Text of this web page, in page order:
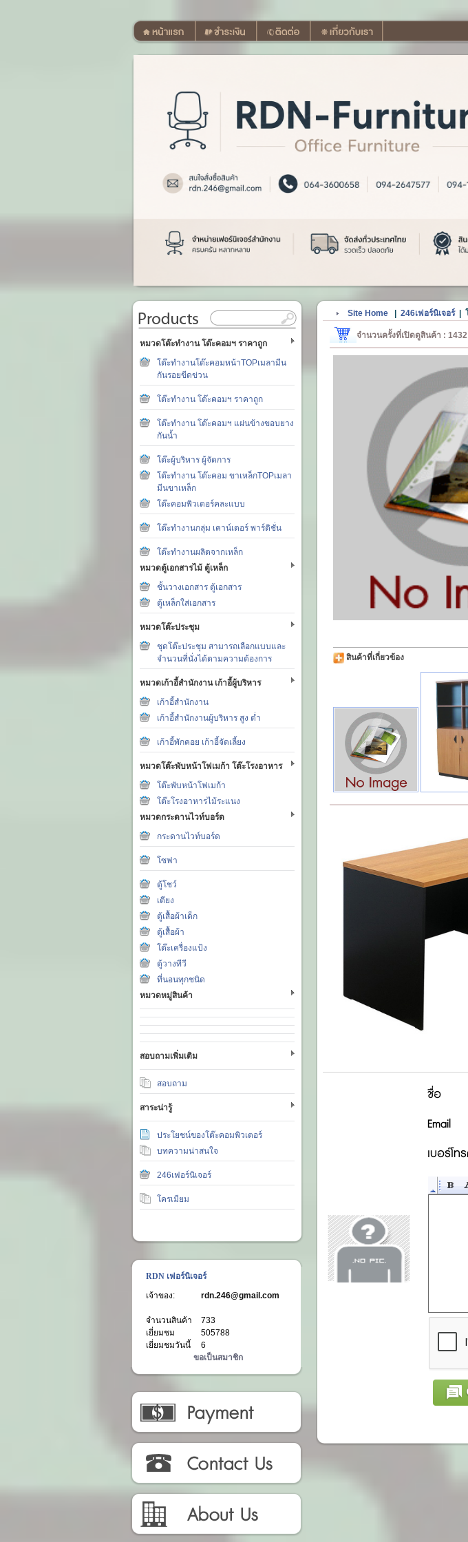
หมวดโต๊ะทำงาน โต๊ะคอมฯ ราคาถูก
โต๊ะทำงานโต๊ะคอมหน้าTOPเมลามีน
กันรอยขีดข่วน
โต๊ะทำงาน โต๊ะคอมฯ ราคาถูก
โต๊ะทำงาน โต๊ะคอมฯ แผ่นข้างขอบยาง
กันน้ำ
โต๊ะผู้บริหาร ผู้จัดการ
โต๊ะทำงาน โต๊ะคอม ขาเหล็กTOPเมลา
มีนขาเหล็ก
โต๊ะคอมพิวเตอร์คละแบบ
โต๊ะทำงานกลุ่ม เคาน์เตอร์ พาร์ติชั่น
โต๊ะทำงานผลิตจากเหล็ก
หมวดตู้เอกสารไม้ ตู้เหล็ก
ชั้นวางเอกสาร ตู้เอกสาร
ตู้เหล็กใส่เอกสาร
หมวดโต๊ะประชุม
ชุดโต๊ะประชุม สามารถเลือกแบบและ
จำนวนที่นั่งได้ตามความต้องการ
หมวดเก้าอี้สำนักงาน เก้าอี้ผู้บริหาร
เก้าอี้สำนักงาน
เก้าอี้สำนักงานผู้บริหาร สูง ต่ำ
เก้าอี้พักคอย เก้าอี้จัดเลี้ยง
หมวดโต๊ะพับหน้าโฟเมก้า โต๊ะโรงอาหาร
โต๊ะพับหน้าโฟเมก้า
โต๊ะโรงอาหารไม้ระแนง
หมวดกระดานไวท์บอร์ด
กระดานไวท์บอร์ด
โซฟา
ตู้โชว์
เตียง
ตู้เสื้อผ้าเด็ก
ตู้เสื้อผ้า
โต๊ะเครื่องแป้ง
ตู้วางทีวี
ที่นอนทุกชนิด
หมวดหมู่สินค้า
สอบถามเพิ่มเติม
สอบถาม
สาระน่ารู้
ประโยชน์ของโต๊ะคอมพิวเตอร์
บทความน่าสนใจ
246เฟอร์นิเจอร์
โครเมียม
RDN เฟอร์นิเจอร์
เจ้าของ:
rdn.246@gmail.com
จำนวนสินค้า
733
เยี่ยมชม
505788
เยี่ยมชมวันนี้
6
ขอเป็นสมาชิก
Site Home| 246เฟอร์นิเจอร์|
จำนวนครั้งที่เปิดดูสินค้า :
สินค้าที่เกี่ยวข้อง
ชื่อ
Email
เบอร์โท